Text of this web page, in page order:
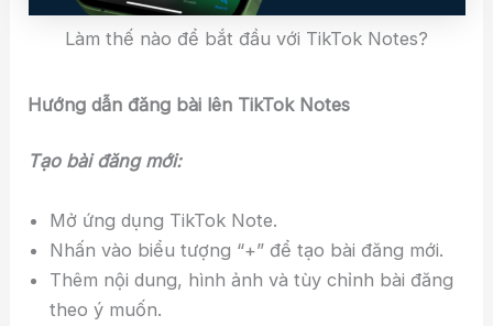
Làm thế nào để bắt đầu với TikTok Notes?
Hướng dẫn đăng bài lên TikTok Notes
Tạo bài đăng mới:
Mở ứng dụng TikTok Note.
Nhấn vào biểu tượng “+” để tạo bài đăng mới.
Thêm nội dung, hình ảnh và tùy chỉnh bài đăng
theo ý muốn.